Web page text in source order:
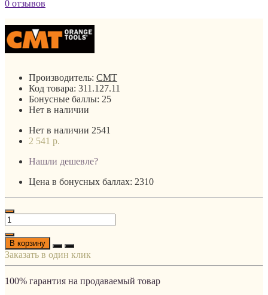
0 отзывов
Производитель: CMT
Код товара: 311.127.11
Бонусные баллы: 25
Нет в наличии
Нет в наличии 2541
2 541 р.
Нашли дешевле?
Цена в бонусных баллах: 2310
В корзину
Заказать в один клик
100% гарантия на продаваемый товар